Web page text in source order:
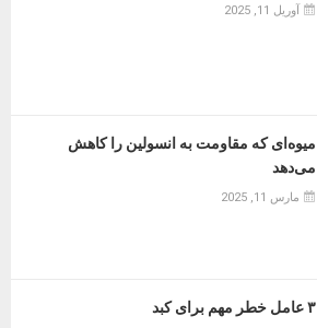
آوریل 11, 2025
میوه‌ای که مقاومت به انسولین را کاهش
می‌دهد
مارس 11, 2025
۳ عامل خطر مهم برای کبد